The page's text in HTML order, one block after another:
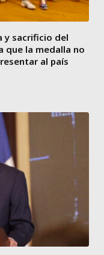
y sacrificio del
que la medalla no
al país